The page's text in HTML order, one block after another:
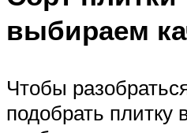
выбираем
Чтобы
подобрать плитку